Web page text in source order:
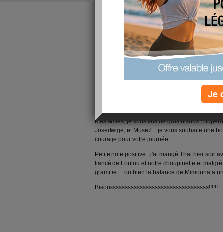
Salut les filles!
J'avais déjà rédigé mon article plus tôt ce
l'illuminer, je l'ai perdu....Bien fait pour moi!
Rien de très spécial : comme j'ai essayé de
je n'ai réussi qu'a augmenter la quantité de
Conclusion : c'est sous un soleil bruxellois
apparemment du soleil dehors, mon lundi ne
(j'espère n'avoir pas mis trop ou trop peu de
Mes amies, je vous fais de gros bisous :
Josedwige, et Muse7....je vous souhaite une
courage pour votre journée.
Petite note positive : j'ai mangé Thai hier soir
fiancé de Loulou et notre choupinette et
gramme.....ou bien la balance de Mimouna a
Bisousssssssssssssssssssssssssssssssss!!!!!!
Je